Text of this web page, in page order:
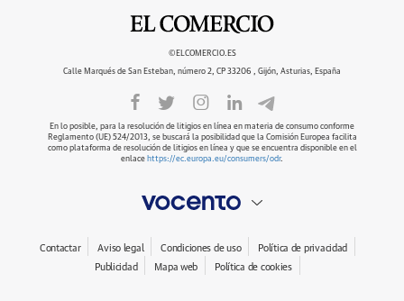
©ELCOMERCIO.ES
Calle Marqués de San Esteban, número 2, CP 33206 , Gijón, Asturias, España
En lo posible, para la resolución de litigios en línea en materia de consumo conforme
Reglamento (UE) 524/2013, se buscará la posibilidad que la Comisión Europea facilita
como plataforma de resolución de litigios en línea y que se encuentra disponible en el
enlace https://ec.europa.eu/consumers/odr.
Contactar Aviso legal Condiciones de uso
Política de privacidad
Publicidad
Mapa web Política de cookies